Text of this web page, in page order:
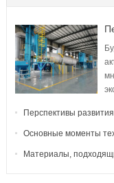
Перспективы
Основные моменты
карбонизации
Материалы,